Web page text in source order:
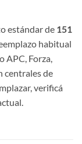
estándar de 151
habitual
APC, Forza,
centrales de
verificá